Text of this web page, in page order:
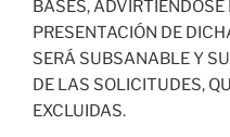
BASES,
PRESENTACIÓN DE
SERÁ SUBSANABLE Y
DE LAS SOLICITUDES,
EXCLUIDAS.